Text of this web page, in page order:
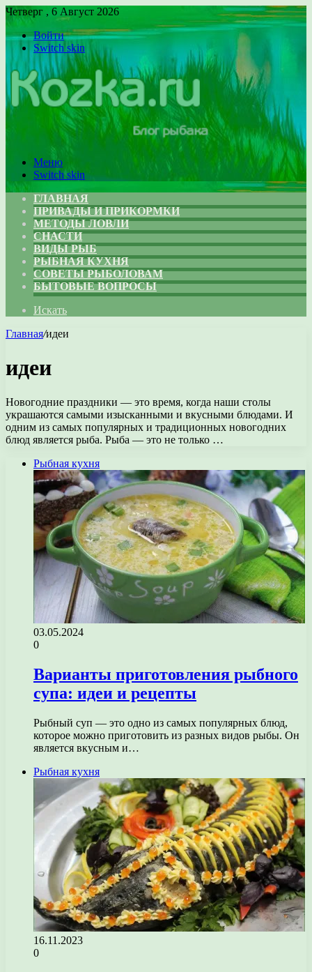
Четверг , 6 Август 2026
Войти
Switch skin
Меню
Switch skin
ГЛАВНАЯ
ПРИВАДЫ И ПРИКОРМКИ
МЕТОДЫ ЛОВЛИ
СНАСТИ
ВИДЫ РЫБ
РЫБНАЯ КУХНЯ
СОВЕТЫ РЫБОЛОВАМ
БЫТОВЫЕ ВОПРОСЫ
Искать
Главная/идеи
идеи
Новогодние праздники — это время, когда наши столы
украшаются самыми изысканными и вкусными блюдами. И
одним из самых популярных и традиционных новогодних
блюд является рыба. Рыба — это не только …
Рыбная кухня
03.05.2024
0
Варианты приготовления рыбного
супа: идеи и рецепты
Рыбный суп — это одно из самых популярных блюд,
которое можно приготовить из разных видов рыбы. Он
является вкусным и…
Рыбная кухня
16.11.2023
0